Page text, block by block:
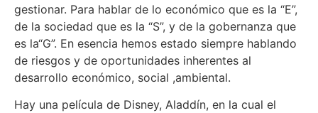
gestionar. Para hablar de lo económico que es la “E”,
de la sociedad que es la “S”, y de la gobernanza que
es la“G”. En esencia hemos estado siempre hablando
de riesgos y de oportunidades inherentes al
desarrollo económico, social ,ambiental.
Hay una película de Disney, Aladdín, en la cual el